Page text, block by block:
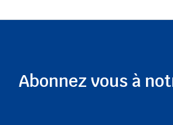
Abonnez vous à